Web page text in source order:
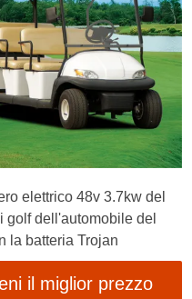
elettrico 48v 3.7kw del
golf dell'automobile del
la batteria Trojan
il miglior prezzo